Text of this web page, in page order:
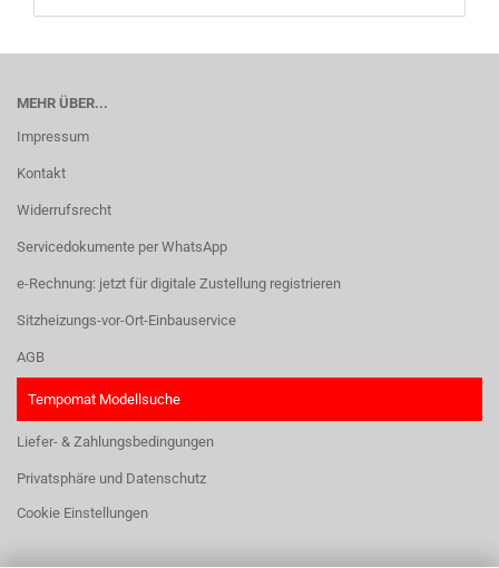
MEHR ÜBER...
Impressum
Kontakt
Widerrufsrecht
Servicedokumente per WhatsApp
e-Rechnung: jetzt für digitale Zustellung registrieren
Sitzheizungs-vor-Ort-Einbauservice
AGB
Tempomat Modellsuche
Liefer- & Zahlungsbedingungen
Privatsphäre und Datenschutz
Cookie Einstellungen